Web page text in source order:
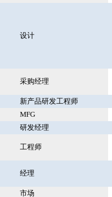
设计
采购经理
新产品研发工程师
MFG
研发经理
工程师
经理
市场